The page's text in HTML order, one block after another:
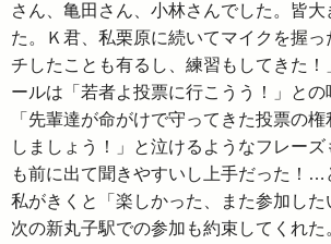
さん、亀田さん、小林さんでした。皆大
た。Ｋ君、私栗原に続いてマイクを握
チしたことも有るし、練習もしてきた
ールは「若者よ投票に行こうう！」との
「先輩達が命がけで守ってきた投票の
しましょう！」と泣けるようなフレー
も前に出て聞きやすいし上手だった！…
私がきくと「楽しかった、また参加した
次の新丸子駅での参加も約束してくれ